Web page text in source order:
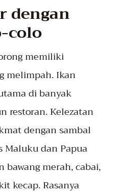
dengan
colo
memiliki
melimpah. Ikan
di banyak
restoran. Kelezatan
dengan sambal
Maluku dan Papua
merah, cabai,
kecap. Rasanya